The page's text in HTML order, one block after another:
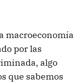
macroeconomía
por las
algo
que sabemos